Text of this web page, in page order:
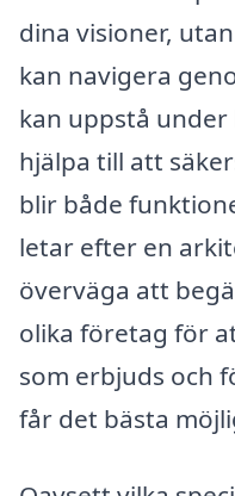
dina visioner,
kan navigera
kan uppstå under
hjälpa till att
blir både
letar efter en
överväga att
olika företag för
som erbjuds och
får det bästa